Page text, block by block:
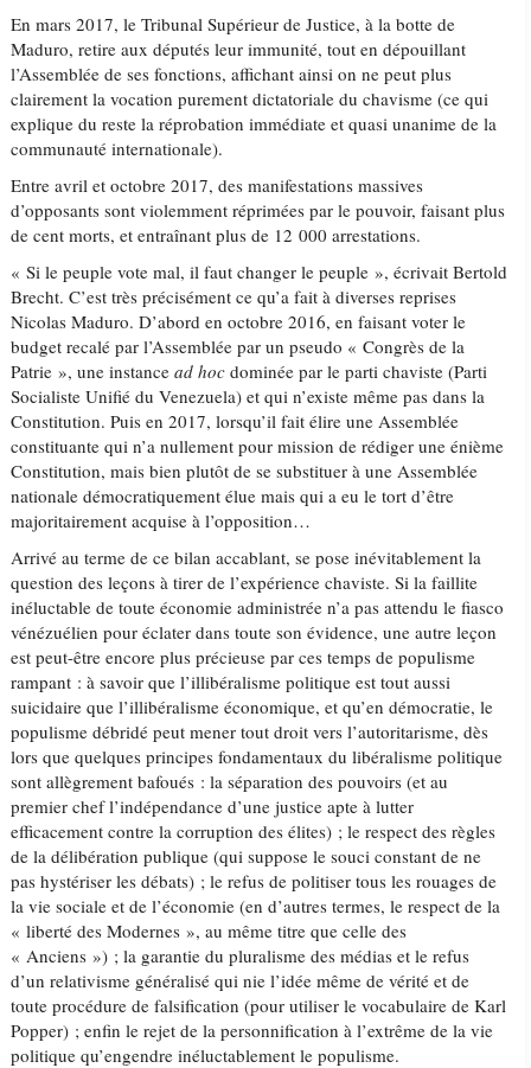
En mars 2017, le Tribunal Supérieur de Justice, à la botte de
Maduro, retire aux députés leur immunité, tout en dépouillant
l’Assemblée de ses fonctions, affichant ainsi on ne peut plus
clairement la vocation purement dictatoriale du chavisme (ce qui
explique du reste la réprobation immédiate et quasi unanime de la
communauté internationale).
Entre avril et octobre 2017, des manifestations massives
d’opposants sont violemment réprimées par le pouvoir, faisant plus
de cent morts, et entraînant plus de 12 000 arrestations.
« Si le peuple vote mal, il faut changer le peuple », écrivait Bertold
Brecht. C’est très précisément ce qu’a fait à diverses reprises
Nicolas Maduro. D’abord en octobre 2016, en faisant voter le
budget recalé par l’Assemblée par un pseudo « Congrès de la
Patrie », une instancead hoc dominée par le parti chaviste (Parti
Socialiste Unifié du Venezuela) et qui n’existe même pas dans la
Constitution. Puis en 2017, lorsqu’il fait élire une Assemblée
constituante qui n’a nullement pour mission de rédiger une énième
Constitution, mais bien plutôt de se substituer à une Assemblée
nationale démocratiquement élue mais qui a eu le tort d’être
majoritairement acquise à l’opposition…
Arrivé au terme de ce bilan accablant, se pose inévitablement la
question des leçons à tirer de l’expérience chaviste. Si la faillite
inéluctable de toute économie administrée n’a pas attendu le fiasco
vénézuélien pour éclater dans toute son évidence, une autre leçon
est peut-être encore plus précieuse par ces temps de populisme
rampant : à savoir que l’illibéralisme politique est tout aussi
suicidaire que l’illibéralisme économique, et qu’en démocratie, le
populisme débridé peut mener tout droit vers l’autoritarisme, dès
lors que quelques principes fondamentaux du libéralisme politique
sont allègrement bafoués : la séparation des pouvoirs (et au
premier chef l’indépendance d’une justice apte à lutter
efficacement contre la corruption des élites) ; le respect des règles
de la délibération publique (qui suppose le souci constant de ne
pas hystériser les débats) ; le refus de politiser tous les rouages de
la vie sociale et de l’économie (en d’autres termes, le respect de la
« liberté des Modernes », au même titre que celle des
« Anciens ») ; la garantie du pluralisme des médias et le refus
d’un relativisme généralisé qui nie l’idée même de vérité et de
toute procédure de falsification (pour utiliser le vocabulaire de Karl
Popper) ; enfin le rejet de la personnification à l’extrême de la vie
politique qu’engendre inéluctablement le populisme.